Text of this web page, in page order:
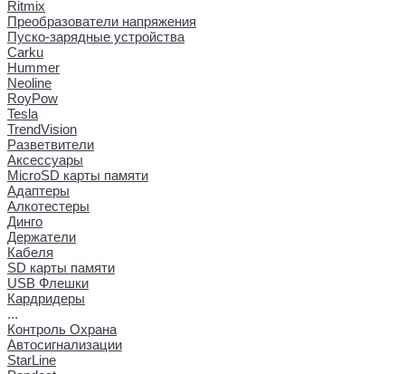
Ritmix
Преобразователи напряжения
Пуско-зарядные устройства
Carku
Hummer
Neoline
RoyPow
Tesla
TrendVision
Разветвители
Аксессуары
MicroSD карты памяти
Адаптеры
Алкотестеры
Динго
Держатели
Кабеля
SD карты памяти
USB Флешки
Кардридеры
...
Контроль Охрана
Автосигнализации
StarLine